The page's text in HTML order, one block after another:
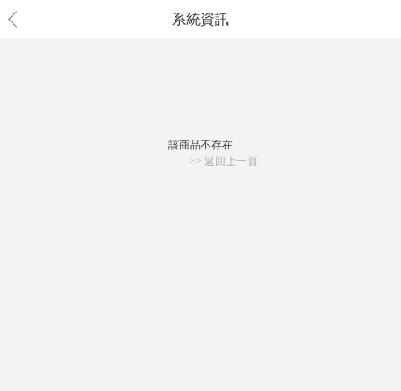
系統資訊
該商品不存在
>> 返回上一頁